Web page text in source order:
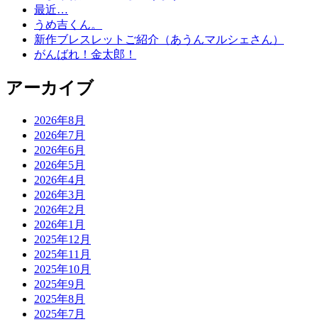
最近…
うめ吉くん。
新作ブレスレットご紹介（あうんマルシェさん）
がんばれ！金太郎！
アーカイブ
2026年8月
2026年7月
2026年6月
2026年5月
2026年4月
2026年3月
2026年2月
2026年1月
2025年12月
2025年11月
2025年10月
2025年9月
2025年8月
2025年7月